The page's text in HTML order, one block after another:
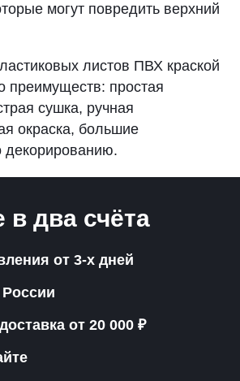
могут повредить верхний
листов ПВХ краской
преимуществ: простая
сушка, ручная
окраска, большие
декорированию.
в два счёта
от 3-х дней
от 20 000 ₽